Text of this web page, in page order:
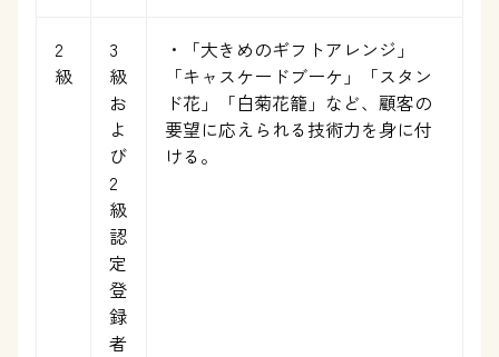
2
級
3
級
お
よ
び
2
級
認
定
登
録
者
・「大きめのギフトアレンジ」
「キャスケードブーケ」「スタン
ド花」「白菊花籠」など、顧客の
要望に応えられる技術力を身に付
ける。